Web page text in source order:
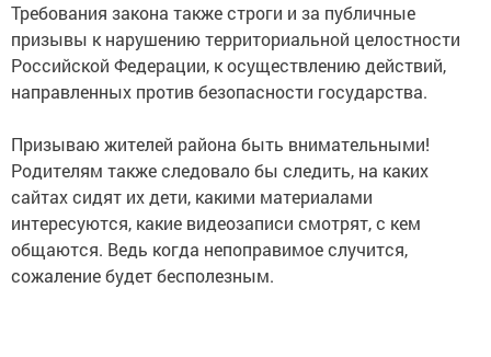
Требования закона также строги и за публичные
призывы к нарушению территориальной целостности
Российской Федерации, к осуществлению действий,
направленных против безопасности государства.
Призываю жителей района быть внимательными!
Родителям также следовало бы следить, на каких
сайтах сидят их дети, какими материалами
интересуются, какие видеозаписи смотрят, с кем
общаются. Ведь когда непоправимое случится,
сожаление будет бесполезным.